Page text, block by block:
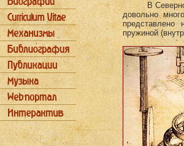
В
довольно
представлено
пружиной